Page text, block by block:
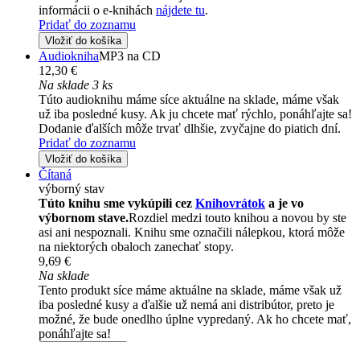
informácii o e-knihách nájdete tu.
Pridať do zoznamu
Vložiť do košíka
AudioknihaMP3 na CD
12,30 €
Na sklade 3 ks
Túto audioknihu máme síce aktuálne na sklade, máme však
už iba posledné kusy. Ak ju chcete mať rýchlo, ponáhľajte sa!
Dodanie ďalších môže trvať dlhšie, zvyčajne do piatich dní.
Pridať do zoznamu
Vložiť do košíka
Čítaná
výborný stav
Túto knihu sme vykúpili cez Knihovrátok a je vo
výbornom stave.Rozdiel medzi touto knihou a novou by ste
asi ani nespoznali. Knihu sme označili nálepkou, ktorá môže
na niektorých obaloch zanechať stopy.
9,69 €
Na sklade
Tento produkt síce máme aktuálne na sklade, máme však už
iba posledné kusy a ďalšie už nemá ani distribútor, preto je
možné, že bude onedlho úplne vypredaný. Ak ho chcete mať,
ponáhľajte sa!